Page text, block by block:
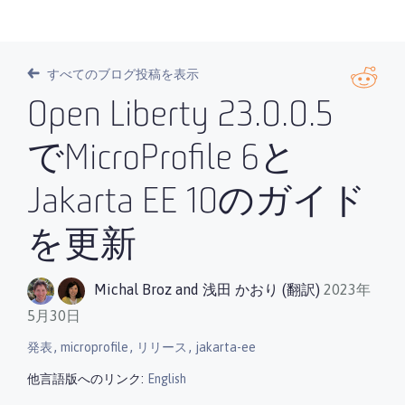
すべてのブログ投稿を表示
Open Liberty 23.0.0.5
でMicroProfile 6と
Jakarta EE 10のガイド
を更新
Michal Broz and 浅田 かおり (翻訳) 2023年
5月30日
発表, microprofile, リリース , jakarta-ee
他言語版へのリンク: English